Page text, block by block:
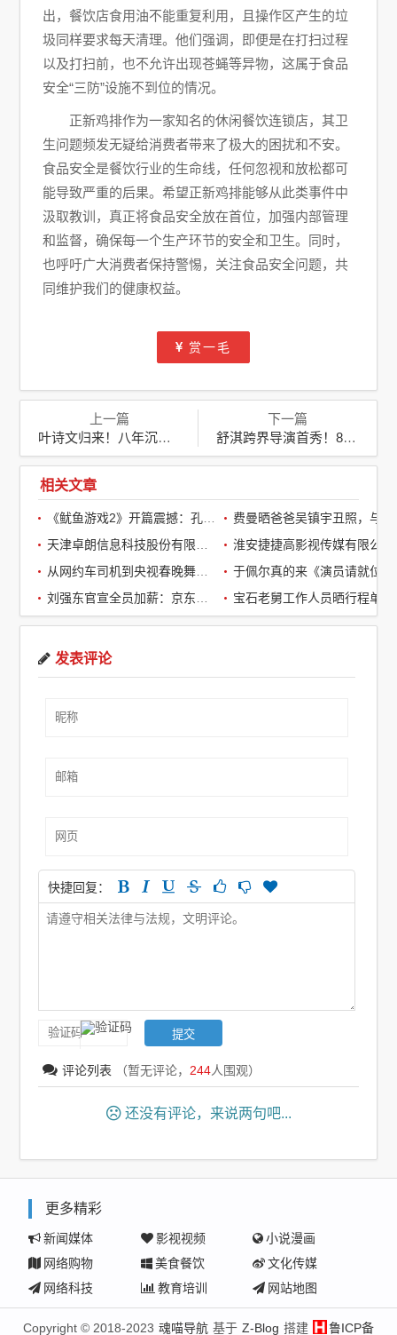
出，餐饮店食用油不能重复利用，且操作区产生的垃
圾同样要求每天清理。他们强调，即便是在打扫过程
以及打扫前，也不允许出现苍蝇等异物，这属于食品
安全“三防”设施不到位的情况。
正新鸡排作为一家知名的休闲餐饮连锁店，其卫
生问题频发无疑给消费者带来了极大的困扰和不安。
食品安全是餐饮行业的生命线，任何忽视和放松都可
能导致严重的后果。希望正新鸡排能够从此类事件中
汲取教训，真正将食品安全放在首位，加强内部管理
和监督，确保每一个生产环节的安全和卫生。同时，
也呼吁广大消费者保持警惕，关注食品安全问题，共
同维护我们的健康权益。
赏一毛
上一篇
叶诗文归来！八年沉寂后，奥运赛场再现“水中飞鱼”风采
下一篇
舒淇跨界导演首秀！8月3日震撼开机，首部执导电影引爆期待
相关文章
淮安捷捷高影视传媒有限公司
发表评论
快捷回复：
评论列表 （暂无评论， 244人围观）
还没有评论，来说两句吧...
更多精彩
新闻媒体 影视视频
小说漫画
网络购物
美食餐饮
文化传媒
网络科技
教育培训 网站地图
Copyright © 2018-2023 魂喵导航 基于 Z-Blog 搭建 鲁ICP备